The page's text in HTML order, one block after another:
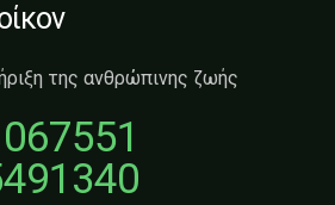
της ανθρώπινης ζωής